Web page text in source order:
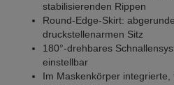
stabilisierenden Rippen
Round-Edge-Skirt:
druckstellenarmen Sitz
180°-drehbares
einstellbar
Im Maskenkörper integrierte,